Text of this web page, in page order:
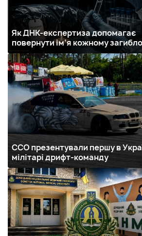
Як ДНК-експертиза допомагає
повернути ім’я кожному
ССО презентували першу в
мілітарі дрифт-команду